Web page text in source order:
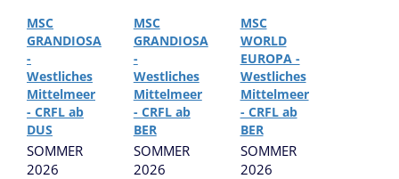
MSC
GRANDIOSA
-
Westliches
Mittelmeer
- CRFL ab
DUS
SOMMER
2026
MSC
GRANDIOSA
-
Westliches
Mittelmeer
- CRFL ab
BER
SOMMER
2026
MSC
WORLD
EUROPA -
Westliches
Mittelmeer
- CRFL ab
BER
SOMMER
2026